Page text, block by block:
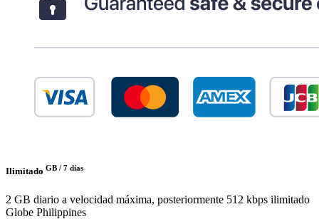
Ilimitado GB / 7 días
2 GB diario a velocidad máxima, posteriormente 512 kbps ilimitado
Globe Philippines